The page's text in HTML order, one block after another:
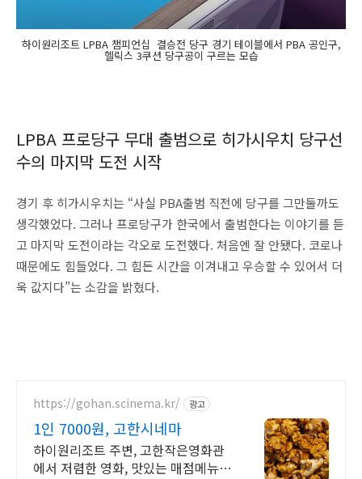
하이원리조트 LPBA 챔피언십 결승전 당구 경기 테이블에서 PBA 공인구,
헬릭스 3쿠션 당구공이 구르는 모습
LPBA 프로당구 무대 출범으로 히가시우치 당구선
수의 마지막 도전 시작
경기 후 히가시우치는 “사실 PBA출범 직전에 당구를 그만둘까도
생각했었다. 그러나 프로당구가 한국에서 출범한다는 이야기를 듣
고 마지막 도전이라는 각오로 도전했다. 처음엔 잘 안됐다. 코로나
때문에도 힘들었다. 그 힘든 시간을 이겨내고 우승할 수 있어서 더
욱 값지다”는 소감을 밝혔다.
https://gohan.scinema.kr/ 광고
1인 7000원, 고한시네마
하이원리조트 주변, 고한작은영화관
에서 저렴한 영화, 맛있는 매점메뉴를